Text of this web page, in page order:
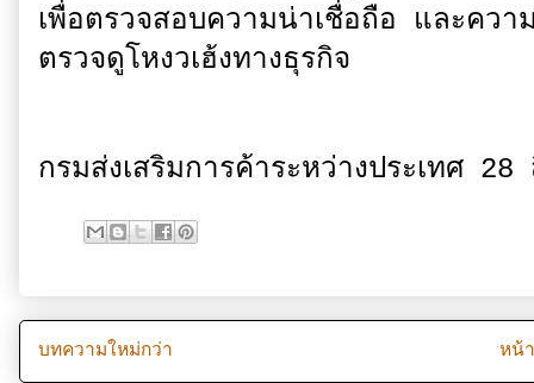
เพื่อตรวจสอบความน่าเชื่อถือ และคว
ตรวจดูโหงวเฮ้งทางธุรกิจ
กรมส่งเสริมการค้าระหว่างประเทศ
บทความใหม่กว่า หน้